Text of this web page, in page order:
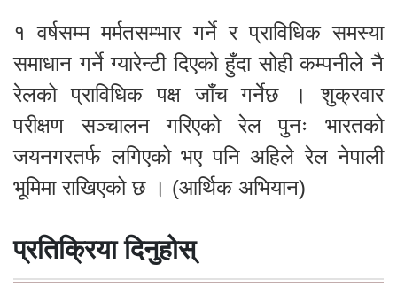
१ वर्षसम्म मर्मतसम्भार गर्ने र प्राविधिक समस्या
समाधान गर्ने ग्यारेन्टी दिएको हुँदा सोही कम्पनीले नै
रेलको प्राविधिक पक्ष जाँच गर्नेछ । शुक्रवार
परीक्षण सञ्चालन गरिएको रेल पुनः भारतको
जयनगरतर्फ लगिएको भए पनि अहिले रेल नेपाली
भूमिमा राखिएको छ । (आर्थिक अभियान)
प्रतिक्रिया दिनुहोस्